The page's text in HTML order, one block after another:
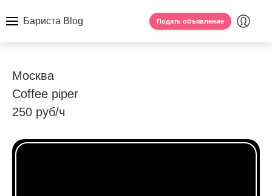
Бариста Blog Подать объявление
Москва
Coffee piper
250 руб/ч